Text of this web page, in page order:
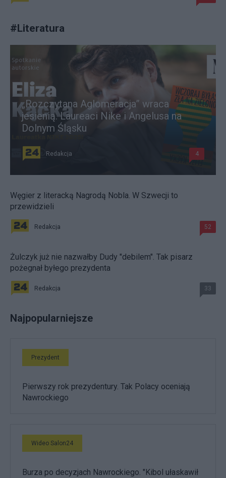
#Literatura
„Rozczytana Aglomeracja” wraca
jesienią. Laureaci Nike i Angelusa na
Dolnym Śląsku
Redakcja 4
Węgier z literacką Nagrodą Nobla. W Szwecji to
przewidzieli
Redakcja 52
Żulczyk już nie nazwałby Dudy "debilem". Tak pisarz
pożegnał byłego prezydenta
Redakcja 33
Najpopularniejsze
Prezydent
Pierwszy rok prezydentury. Tak Polacy oceniają
Nawrockiego
Wideo Salon24
Burza po decyzjach Nawrockiego. "Kibol ułaskawił